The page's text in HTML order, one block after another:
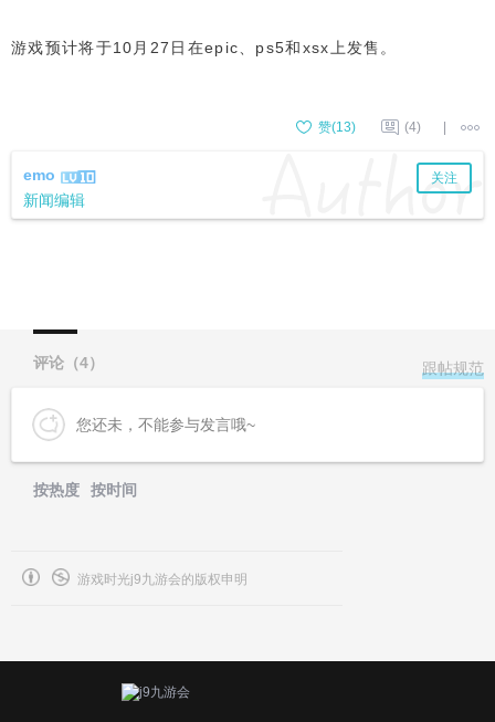
游戏预计将于10月27日在epic、ps5和xsx上发售。
(4)
赞(13)
emo
新闻编辑
关注
评论（4） 跟帖规范
您还未，不能参与发言哦~
按热度 按时间
游戏时光j9九游会的版权申明